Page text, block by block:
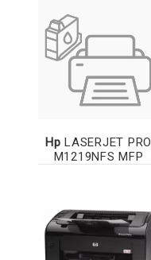
Hp LASERJET PRO
M1219NFS MFP